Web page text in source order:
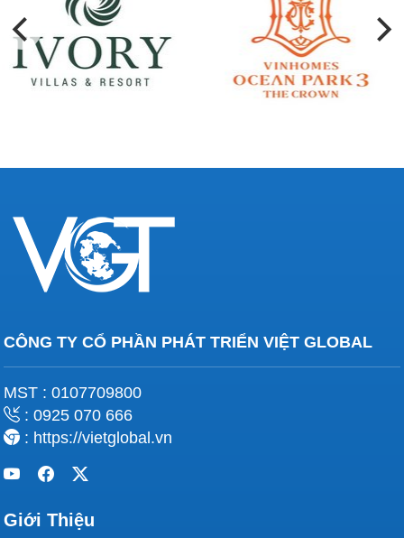
CÔNG TY CỔ PHẦN PHÁT TRIỂN VIỆT GLOBAL
MST : 0107709800
: 0925 070 666
: https://vietglobal.vn
Giới Thiệu